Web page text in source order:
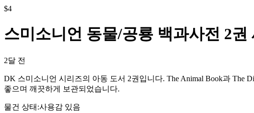
$4
스미소니언 동물/공룡 백과사전 2권
2달 전
DK 스미소니언 시리즈의 아동 도서 2권입니다. The Animal Book과 The
좋으며 깨끗하게 보관되었습니다.
물건 상태 :사용감 있음